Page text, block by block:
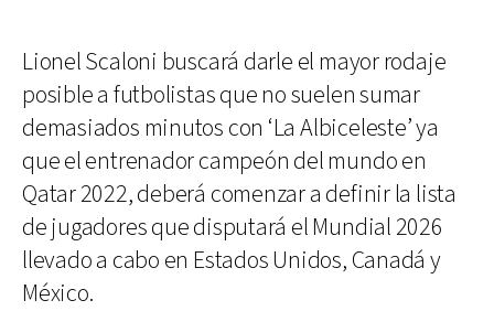
Lionel Scaloni buscará darle el mayor rodaje
posible a futbolistas que no suelen sumar
demasiados minutos con ‘La Albiceleste’ ya
que el entrenador campeón del mundo en
Qatar 2022, deberá comenzar a definir la lista
de jugadores que disputará el Mundial 2026
llevado a cabo en Estados Unidos, Canadá y
México.